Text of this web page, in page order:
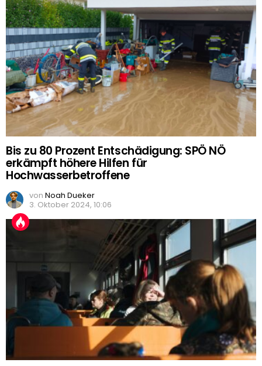
Bis zu 80 Prozent Entschädigung: SPÖ NÖ
erkämpft höhere Hilfen für
Hochwasserbetroffene
von Noah Dueker
3. Oktober 2024, 10:06